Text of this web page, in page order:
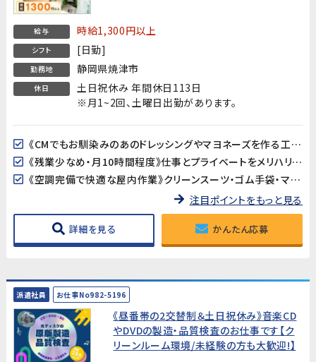
給与 時給1,300円以上
シフト [日勤]
勤務地 静岡県焼津市
休日
土日祝休み 年間休日113日
※月1~2回、土曜日出勤があります。
《CMでもお馴染みのあのドレッシングやマヨネーズを作る工場》身近な食品の製造に携われるやりがいのある仕事です。配合表に沿って計量するシンプルな作業で、未経験の方もすぐに覚えられます。
《残業少なめ・月10時間程度》仕事とプライベートをメリハリよく両立できる環境です。日勤固定・夜勤なしで生活リズムを整えやすく、長期的に安定して働けます。
《空調完備で快適な屋内作業》クリーンスーツ・ゴム手袋・マスク着用で衛生管理された清潔な環境での作業です。夏も冬も快適に働けます。
注目ポイントをもっと見る
詳細を見る かんたん応募
派遣社員 お仕事No982-5196
《昼番帯の2交替制＆土日祝休み》音楽CD
やDVDの製造・品質検査のお仕事です【ク
リーンルーム環境/未経験の方も大歓迎!】